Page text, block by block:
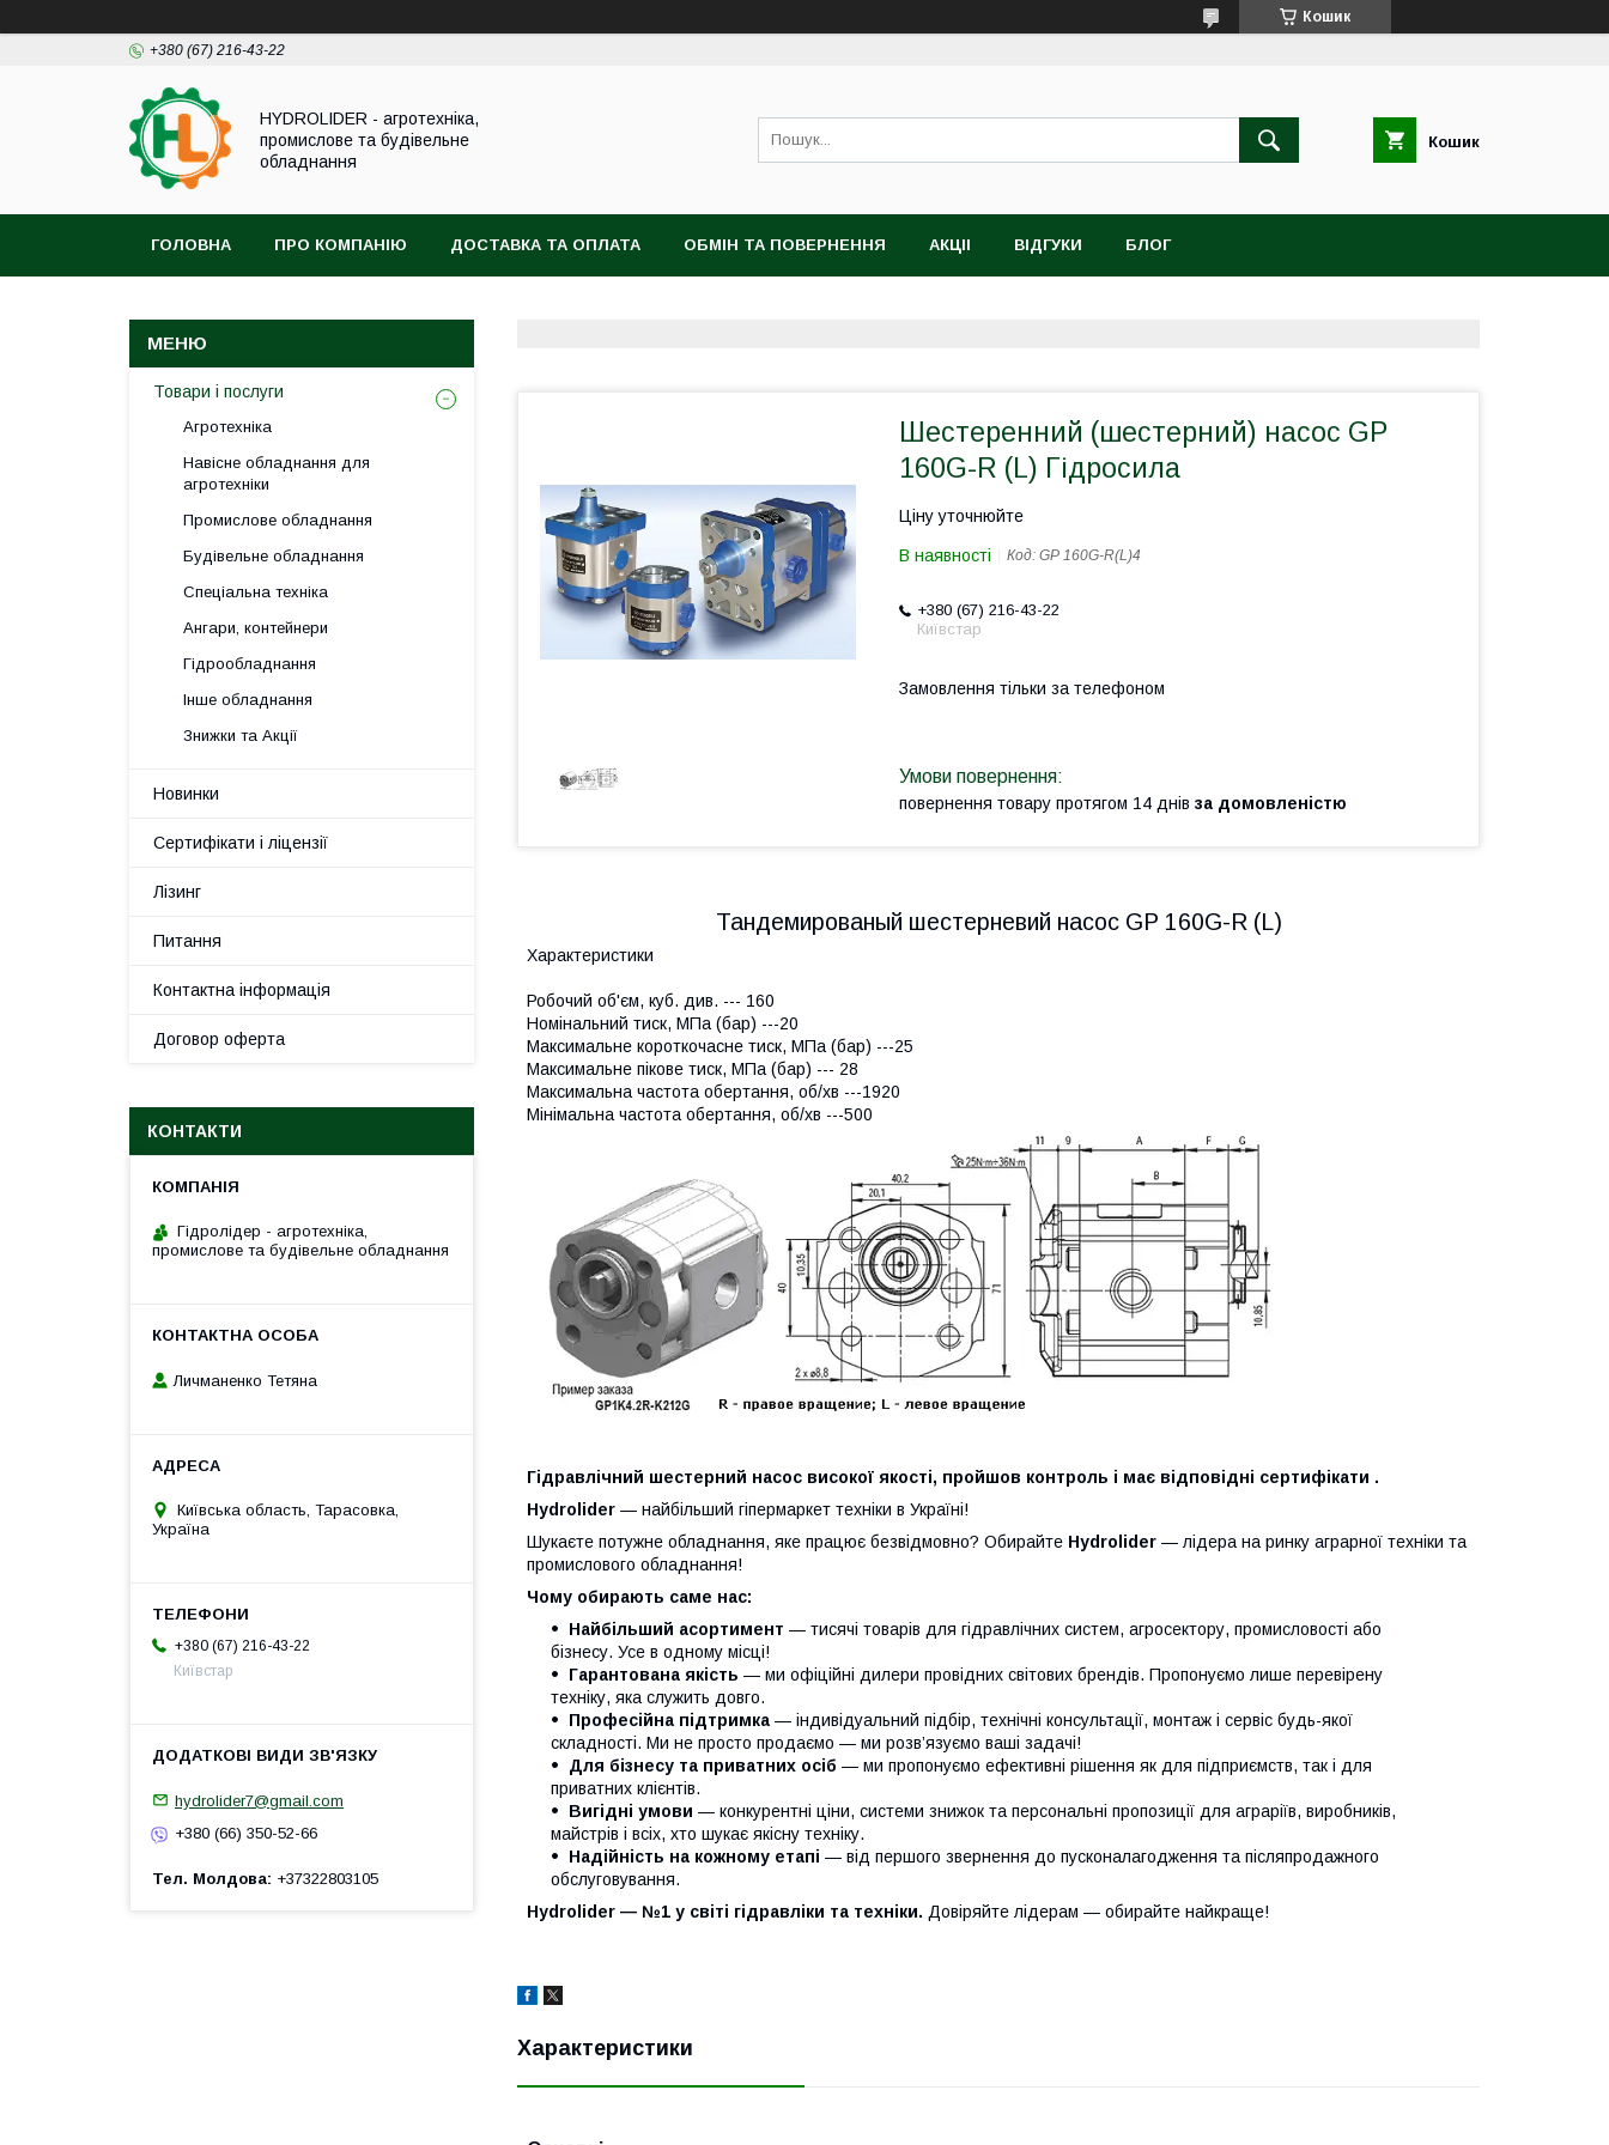
Кошик
+380 (67) 216-43-22
HYDROLIDER - агротехніка,
промислове та будівельне
обладнання
Кошик
ГОЛОВНА ПРО КОМПАНІЮ ДОСТАВКА ТА ОПЛАТА ОБМІН ТА ПОВЕРНЕННЯ АКЦІІ ВІДГУКИ БЛОГ
Шестеренний (шестерний) насос GP
160G-R (L) Гідросила
Ціну уточнюйте
В наявності Код: GP 160G-R(L)4
+380 (67) 216-43-22
Київстар
Замовлення тільки за телефоном
повернення товару протягом 14 днів за домовленістю
Тандемированый шестерневий насос GP 160G-R (L)
Характеристики
Робочий об'єм, куб. див. --- 160
Номінальний тиск, МПа (бар) ---20
Максимальне короткочасне тиск, МПа (бар) ---25
Максимальне пікове тиск, МПа (бар) --- 28
Максимальна частота обертання, об/хв ---1920
Мінімальна частота обертання, об/хв ---500
Гідравлічний шестерний насос високої якості, пройшов контроль і має відповідні сертифікати .
Hydrolider — найбільший гіпермаркет техніки в Україні!
Шукаєте потужне обладнання, яке працює безвідмовно? Обирайте Hydrolider — лідера на ринку аграрної техніки та
промислового обладнання!
Чому обирають саме нас:
Найбільший асортимент — тисячі товарів для гідравлічних систем, агросектору, промисловості або
бізнесу. Усе в одному місці!
Гарантована якість — ми офіційні дилери провідних світових брендів. Пропонуємо лише перевірену
техніку, яка служить довго.
Професійна підтримка — індивідуальний підбір, технічні консультації, монтаж і сервіс будь-якої
складності. Ми не просто продаємо — ми розв’язуємо ваші задачі!
Для бізнесу та приватних осіб — ми пропонуємо ефективні рішення як для підприємств, так і для
приватних клієнтів.
Вигідні умови — конкурентні ціни, системи знижок та персональні пропозиції для аграріїв, виробників,
майстрів і всіх, хто шукає якісну техніку.
Надійність на кожному етапі — від першого звернення до пусконалагодження та післяпродажного
обслуговування.
Hydrolider — №1 у світі гідравліки та техніки. Довіряйте лідерам — обирайте найкраще!
Характеристики
Товари і послуги
Агротехніка
Навісне обладнання для
агротехніки
Промислове обладнання
Будівельне обладнання
Спеціальна техніка
Ангари, контейнери
Гідрообладнання
Інше обладнання
Знижки та Акції
Новинки
Сертифікати і ліцензії
Лізинг
Питання
Контактна інформація
Договор оферта
КОНТАКТИ
Гідролідер - агротехніка,
промислове та будівельне обладнання
Личманенко Тетяна
Київська область, Тарасовка,
Україна
+380 (67) 216-43-22
Київстар
hydrolider7@gmail.com
+380 (66) 350-52-66
Тел. Молдова +37322803105